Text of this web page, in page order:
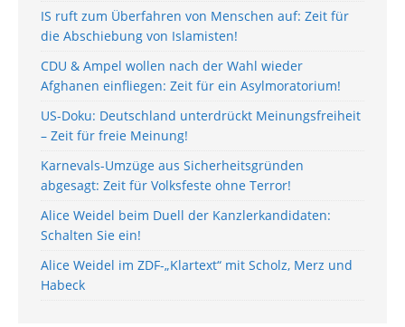
IS ruft zum Überfahren von Menschen auf: Zeit für
die Abschiebung von Islamisten!
CDU & Ampel wollen nach der Wahl wieder
Afghanen einfliegen: Zeit für ein Asylmoratorium!
US-Doku: Deutschland unterdrückt Meinungsfreiheit
– Zeit für freie Meinung!
Karnevals-Umzüge aus Sicherheitsgründen
abgesagt: Zeit für Volksfeste ohne Terror!
Alice Weidel beim Duell der Kanzlerkandidaten:
Schalten Sie ein!
Alice Weidel im ZDF-„Klartext“ mit Scholz, Merz und
Habeck